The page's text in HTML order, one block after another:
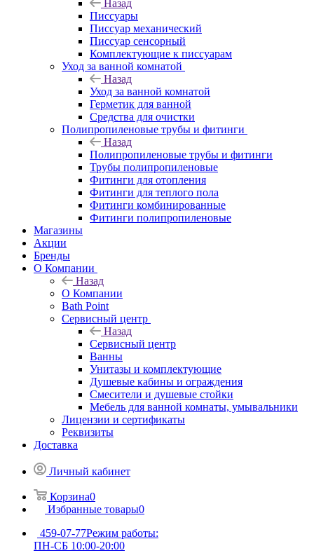
Назад
Писсуары
Писсуар механический
Писсуар сенсорный
Комплектующие к писсуарам
Уход за ванной комнатой
Назад
Уход за ванной комнатой
Герметик для ванной
Средства для очистки
Полипропиленовые трубы и фитинги
Назад
Полипропиленовые трубы и фитинги
Трубы полипропиленовые
Фитинги для отопления
Фитинги для теплого пола
Фитинги комбинированные
Фитинги полипропиленовые
Магазины
Акции
Бренды
О Компании
Назад
О Компании
Bath Point
Сервисный центр
Назад
Сервисный центр
Ванны
Унитазы и комплектующие
Душевые кабины и ограждения
Смесители и душевые стойки
Мебель для ванной комнаты, умывальники
Лицензии и сертификаты
Реквизиты
Доставка
Личный кабинет
Корзина0
Избранные товары0
459-07-77Режим работы:
ПН-СБ 10:00-20:00